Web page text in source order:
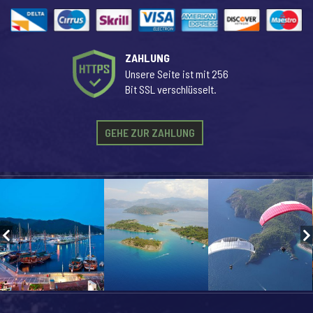
ZAHLUNG
Unsere Seite ist mit 256
Bit SSL verschlüsselt.
GEHE ZUR ZAHLUNG